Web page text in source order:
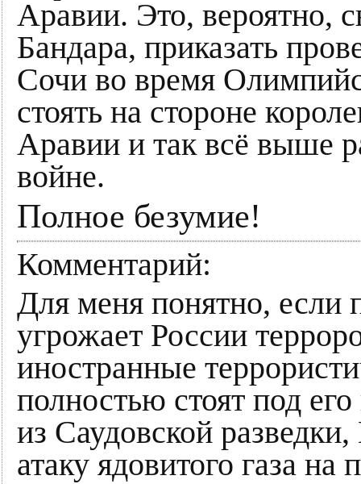
Аравии. Это, вероятно,
Бандара, приказать
Сочи во время
стоять на стороне
Аравии и так всё выше
войне.
Полное безумие!
Комментарий:
Для меня понятно, если
угрожает России
иностранные
полностью стоят под
из Саудовской
атаку ядовитого газа